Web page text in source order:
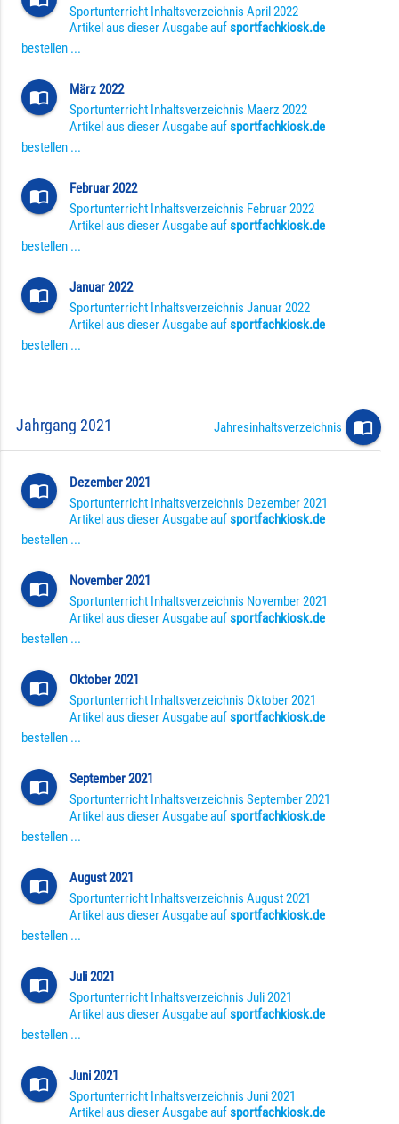
Sportunterricht Inhaltsverzeichnis April 2022
Artikel aus dieser Ausgabe aufsportfachkiosk.de
bestellen ...
import_contacts
März 2022
Sportunterricht Inhaltsverzeichnis Maerz 2022
Artikel aus dieser Ausgabe aufsportfachkiosk.de
bestellen ...
import_contacts
Februar 2022
Sportunterricht Inhaltsverzeichnis Februar 2022
Artikel aus dieser Ausgabe aufsportfachkiosk.de
bestellen ...
import_contacts
Januar 2022
Sportunterricht Inhaltsverzeichnis Januar 2022
Artikel aus dieser Ausgabe aufsportfachkiosk.de
bestellen ...
Jahrgang 2021 Jahresinhaltsverzeichnis import_contacts
import_contacts
Dezember 2021
Sportunterricht Inhaltsverzeichnis Dezember 2021
Artikel aus dieser Ausgabe aufsportfachkiosk.de
bestellen ...
import_contacts
November 2021
Sportunterricht Inhaltsverzeichnis November 2021
Artikel aus dieser Ausgabe aufsportfachkiosk.de
bestellen ...
import_contacts
Oktober 2021
Sportunterricht Inhaltsverzeichnis Oktober 2021
Artikel aus dieser Ausgabe aufsportfachkiosk.de
bestellen ...
import_contacts
September 2021
Sportunterricht Inhaltsverzeichnis September 2021
Artikel aus dieser Ausgabe aufsportfachkiosk.de
bestellen ...
import_contacts
August 2021
Sportunterricht Inhaltsverzeichnis August 2021
Artikel aus dieser Ausgabe aufsportfachkiosk.de
bestellen ...
import_contacts
Juli 2021
Sportunterricht Inhaltsverzeichnis Juli 2021
Artikel aus dieser Ausgabe aufsportfachkiosk.de
bestellen ...
import_contacts
Juni 2021
Sportunterricht Inhaltsverzeichnis Juni 2021
Artikel aus dieser Ausgabe aufsportfachkiosk.de